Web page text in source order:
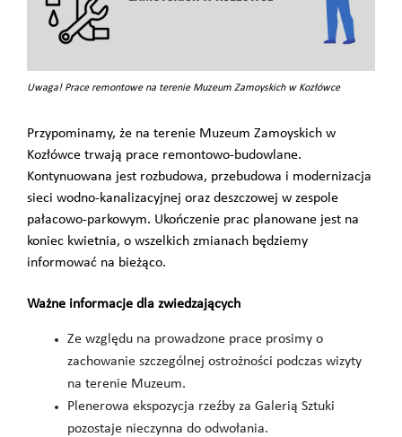
Uwaga! Prace remontowe na terenie Muzeum Zamoyskich w Kozłówce
Przypominamy, że na terenie Muzeum Zamoyskich w
Kozłówce trwają prace remontowo-budowlane.
Kontynuowana jest rozbudowa, przebudowa i modernizacja
sieci wodno-kanalizacyjnej oraz deszczowej w zespole
pałacowo-parkowym. Ukończenie prac planowane jest na
koniec kwietnia, o wszelkich zmianach będziemy
informować na bieżąco.
Ważne informacje dla zwiedzających
Ze względu na prowadzone prace prosimy o
zachowanie szczególnej ostrożności podczas wizyty
na terenie Muzeum.
Plenerowa ekspozycja rzeźby za Galerią Sztuki
pozostaje nieczynna do odwołania.